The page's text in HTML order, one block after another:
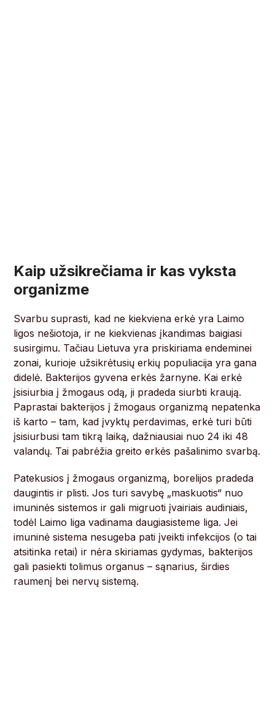
Kaip užsikrečiama ir kas vyksta
organizme
Svarbu suprasti, kad ne kiekviena erkė yra Laimo
ligos nešiotoja, ir ne kiekvienas įkandimas baigiasi
susirgimu. Tačiau Lietuva yra priskiriama endeminei
zonai, kurioje užsikrėtusių erkių populiacija yra gana
didelė. Bakterijos gyvena erkės žarnyne. Kai erkė
įsisiurbia į žmogaus odą, ji pradeda siurbti kraują.
Paprastai bakterijos į žmogaus organizmą nepatenka
iš karto – tam, kad įvyktų perdavimas, erkė turi būti
įsisiurbusi tam tikrą laiką, dažniausiai nuo 24 iki 48
valandų. Tai pabrėžia greito erkės pašalinimo svarbą.
Patekusios į žmogaus organizmą, borelijos pradeda
daugintis ir plisti. Jos turi savybę „maskuotis“ nuo
imuninės sistemos ir gali migruoti įvairiais audiniais,
todėl Laimo liga vadinama daugiasisteme liga. Jei
imuninė sistema nesugeba pati įveikti infekcijos (o tai
atsitinka retai) ir nėra skiriamas gydymas, bakterijos
gali pasiekti tolimus organus – sąnarius, širdies
raumenį bei nervų sistemą.